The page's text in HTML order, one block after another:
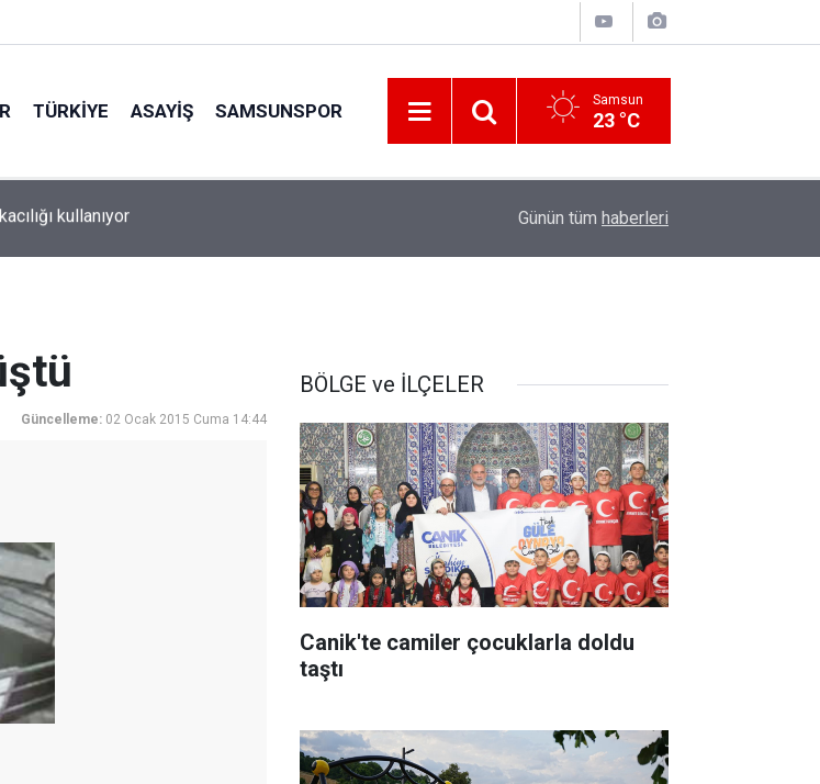
TÜRKİYE ASAYİŞ SAMSUNSPOR Samsun
23 °C
çizdi Vatandaşlar evlerinden danışmanlık hizmeti
Günün tüm haberleri
Güncelleme: 02 Ocak 2015 Cuma 14:44
BÖLGE ve İLÇELER
Canik'te camiler çocuklarla doldu
taştı